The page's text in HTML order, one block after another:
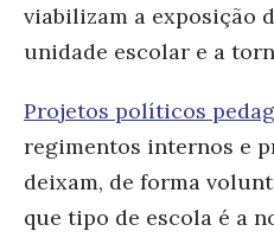
viabilizam a exposição
unidade escolar e a
Projetos políticos
regimentos internos e
deixam, de forma
que tipo de escola é a